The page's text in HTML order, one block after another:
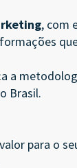
, com
a
Brasil.
para o